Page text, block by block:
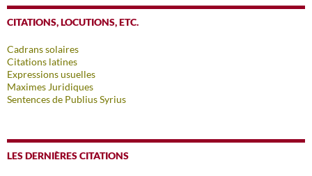
CITATIONS, LOCUTIONS, ETC.
Cadrans solaires
Citations latines
Expressions usuelles
Maximes Juridiques
Sentences de Publius Syrius
LES DERNIÈRES CITATIONS